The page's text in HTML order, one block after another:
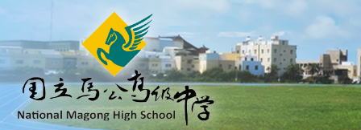
轉
主
要